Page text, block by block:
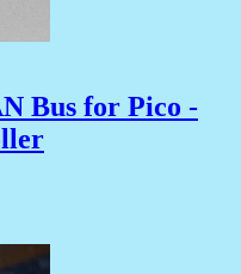
Bus for Pico -